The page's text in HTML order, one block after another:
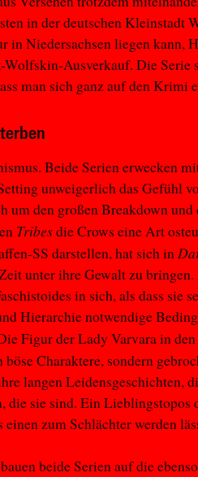
in der deutschen Kleinstadt
in Niedersachsen liegen kann,
Wolfskin-Ausverkauf. Die Serie
man sich ganz auf den Krimi
Beide Serien erwecken
unweigerlich das Gefühl
um den großen Breakdown
Tribesdie Crows eine Art
SS darstellen, hat sich in
unter ihre Gewalt zu
in sich, als dass sie
Hierarchie notwendige
Figur der Lady Varvara in den
Charaktere, sondern
langen Leidensgeschichten,
die sie sind. Ein Lieblingstopos
zum Schlächter werden
beide Serien auf die